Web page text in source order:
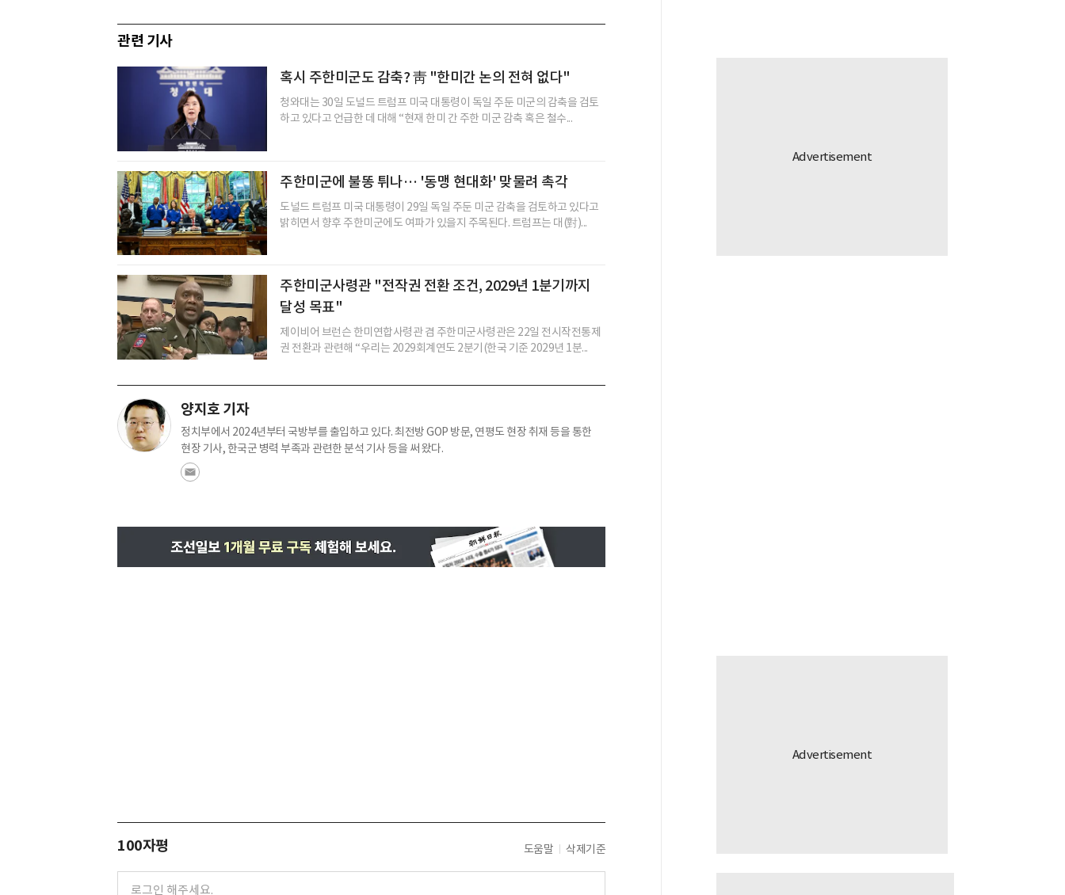
관련 기사
혹시 주한미군도 감축? 靑 "한미간 논의 전혀 없다"
청와대는 30일 도널드 트럼프 미국 대통령이 독일 주둔 미군의 감축을 검토
하고 있다고 언급한 데 대해 “현재 한미 간 주한 미군 감축 혹은 철수...
주한미군에 불똥 튀나… '동맹 현대화' 맞물려 촉각
도널드 트럼프 미국 대통령이 29일 독일 주둔 미군 감축을 검토하고 있다고
밝히면서 향후 주한미군에도 여파가 있을지 주목된다. 트럼프는 대(對)...
주한미군사령관 "전작권 전환 조건, 2029년 1분기까지
달성 목표"
제이비어 브런슨 한미연합사령관 겸 주한미군사령관은 22일 전시작전통제
권 전환과 관련해 “우리는 2029회계연도 2분기(한국 기준 2029년 1분...
양지호 기자
정치부에서 2024년부터 국방부를 출입하고 있다. 최전방 GOP 방문, 연평도 현장 취재 등을 통한
현장 기사, 한국군 병력 부족과 관련한 분석 기사 등을 써 왔다.
100자평 도움말 삭제기준